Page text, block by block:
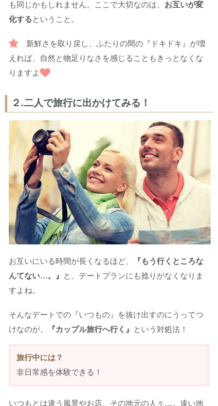
も同じかもしれません。ここで大切なのは、 お互いが変
化するということ。
新鮮さを取り戻し、ふたりの間の『ドキドキ』が増
えれば、自然と物足りなさを感じることもきっとなくな
りますよ
２.二人で旅行に出かけてみる！
お互いにいる時間が長くなるほど、
『もう行くところな
んてない…。』
と、デートプランにも捻りがなくなりま
すよね。
そんなデートでの『いつもの』を抜け出すのにうってつ
けなのが、
『カップル旅行へ行く』 という対処法！
旅行中には？
非日常感を体験できる！
いつもとは違う風景やお店、その地元の人々…。遠い地